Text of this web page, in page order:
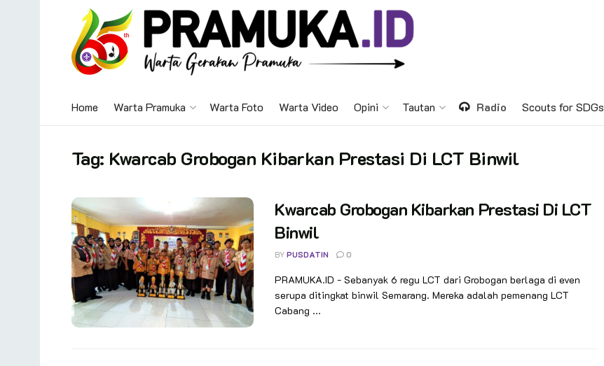
Home Warta Pramuka Warta Foto Warta Video Opini Tautan Radio Scouts for SDGs
Tag: Kwarcab Grobogan Kibarkan Prestasi Di LCT Binwil
Kwarcab Grobogan Kibarkan Prestasi Di LCT
Binwil
BY PUSDATIN 0
PRAMUKA.ID - Sebanyak 6 regu LCT dari Grobogan berlaga di even
serupa ditingkat binwil Semarang. Mereka adalah pemenang LCT
Cabang ...